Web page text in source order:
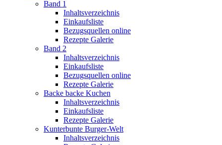
Band 1
Inhaltsverzeichnis
Einkaufsliste
Bezugsquellen online
Rezepte Galerie
Band 2
Inhaltsverzeichnis
Einkaufsliste
Bezugsquellen online
Rezepte Galerie
Backe backe Kuchen
Inhaltsverzeichnis
Einkaufsliste
Rezepte Galerie
Kunterbunte Burger-Welt
Inhaltsverzeichnis